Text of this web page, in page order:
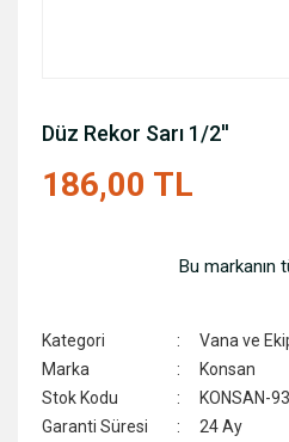
Düz Rekor Sarı 1/2''
186,00 TL
Bu markanın
Kategori
Vana ve
Marka
Konsan
Stok Kodu
KONSAN-
Garanti Süresi
24 Ay